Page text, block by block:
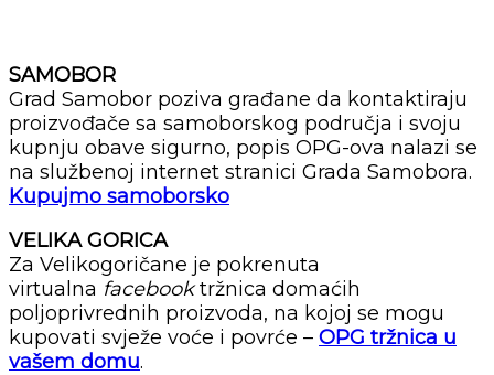
SAMOBOR
Grad Samobor poziva građane da kontaktiraju
proizvođače sa samoborskog područja i svoju
kupnju obave sigurno, popis OPG-ova nalazi se
na službenoj internet stranici Grada Samobora.
Kupujmo samoborsko
VELIKA GORICA
Za Velikogoričane je pokrenuta
virtualna facebooktržnica domaćih
poljoprivrednih proizvoda, na kojoj se mogu
kupovati svježe voće i povrće – OPG tržnica u
vašem domu.